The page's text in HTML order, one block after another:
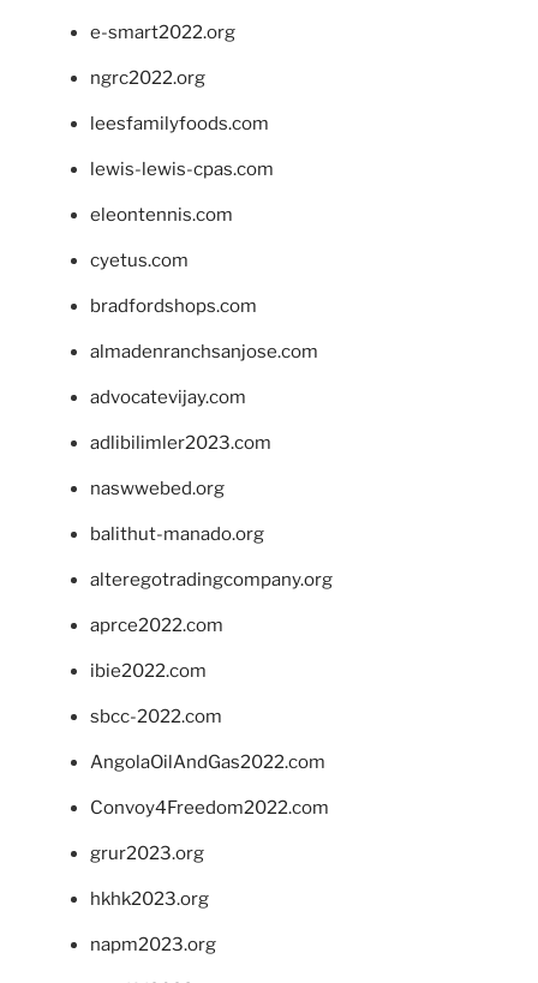
e-smart2022.org
ngrc2022.org
leesfamilyfoods.com
lewis-lewis-cpas.com
eleontennis.com
cyetus.com
bradfordshops.com
almadenranchsanjose.com
advocatevijay.com
adlibilimler2023.com
naswwebed.org
balithut-manado.org
alteregotradingcompany.org
aprce2022.com
ibie2022.com
sbcc-2022.com
AngolaOilAndGas2022.com
Convoy4Freedom2022.com
grur2023.org
hkhk2023.org
napm2023.org